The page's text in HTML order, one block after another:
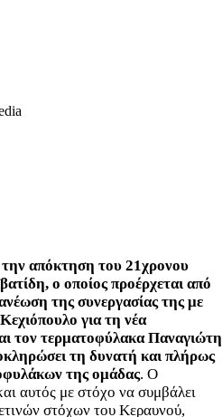
απόκτηση του 21χρονου
ο οποίος προέρχεται από
της συνεργασίας της με
για τη νέα
τον τερματοφύλακα Παναγιώτη
τη δυνατή και πλήρως
της ομάδας. Ο
αυτός με στόχο να συμβάλει
στόχων του Κεραυνού,